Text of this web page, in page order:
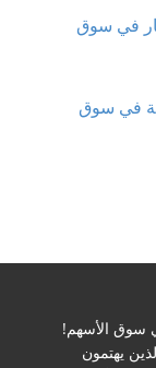
في سوق
في سوق
سوق الأسهم!
يهتمون